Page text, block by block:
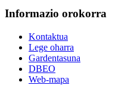
Informazio orokorra
Kontaktua
Lege oharra
Gardentasuna
DBEO
Web-mapa